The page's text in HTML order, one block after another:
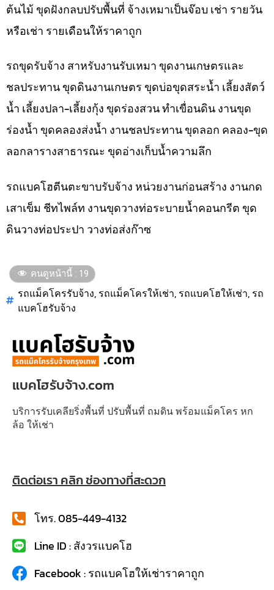
ต้นไม้ ขุดฝังกลบปรับพื้นที่ จ้างเหมาเป็นจ๊อบ เช่า รายวัน
หรือเช่า รายเดือนให้ราคาถูก
รถขุดรับจ้าง สาหรับงานรับเหมา ขุดงานเกษตรและ
ชลประทาน ขุดดินงานเกษตร ขุดบ่อขุดสระน้ำ เลี้ยงสัตว์
น้ำ เลี้ยงปลา-เลี้ยงกุ้ง ขุดร่องสวน ทำเขื่อนดิน งานขุด
ร่องน้ำ ขุดคลองส่งน้ำ งานชลประทาน ขุดลอก คลอง-ขุด
ลอกลารางสาธารณะ ขุดอ่างเก็บน้ำความลึก
รถแบคโฮตีนตะขาบรับจ้าง หน่วยงานก่อนสร้าง งานกด
เสาเข็ม ชีทไพล์ท งานขุดวางท่อระบายน้ำคอนกรีต ขุด
ดินวางท่อประปา วางท่อส่งก๊าซ
คนดูหน้านี้ : 19
รถแม็คโครรับจ้าง, รถแม็คโครให้เช่า, รถแบคโฮให้เช่า, รถ
แบคโฮรับจ้าง
แบคโฮรับจ้าง.com
บริการรับเคลียริ่งพื้นที่ ปรับพื้นที่ ถมดิน พร้อมแม็คโคร หก
ล้อ ให้เช่า
ติดต่อเรา คลิก ช่องทางที่สะดวก
โทร. 085-449-4132
Line ID : สังวรแบคโฮ
Facebook : รถแบคโฮให้เช่าราคาถูก